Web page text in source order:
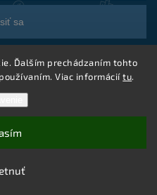
Ďalším prechádzaním tohto
Viac informáciítu.
sa
Shoptet